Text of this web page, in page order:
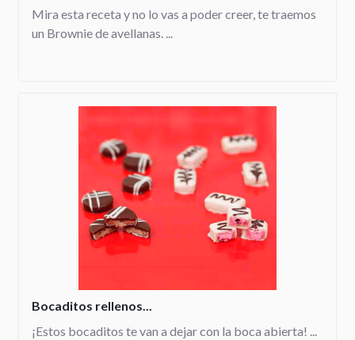
Mira esta receta y no lo vas a poder creer, te traemos
un Brownie de avellanas. ...
Bocaditos rellenos...
¡Estos bocaditos te van a dejar con la boca abierta! ...